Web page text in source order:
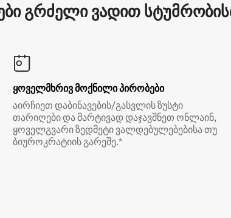
გრძელი ვადით
ყოველმხრივ მოქნილი პირობები
აირჩიეთ დაბინავების/გასვლის ზუსტი
თარიღები და მარტივად დაჯავშნეთ ონლაინ,
ყოველგვარი ზედმეტი ვალდებულებებისა თუ
ბიუროკრატიის გარეშე.*